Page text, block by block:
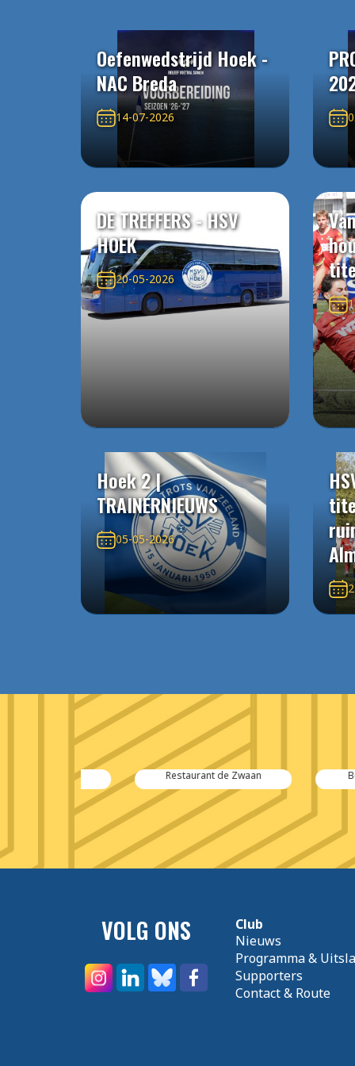
Oefenwedstrijd Hoek -
NAC Breda
14-07-2026
DE TREFFERS - HSV
HOEK
20-05-2026
Hoek 2 |
TRAINERNIEUWS
05-05-2026
Restaurant de Zwaan
VOLG ONS
Club
Nieuws
Programma &
Supporters
Contact & Route